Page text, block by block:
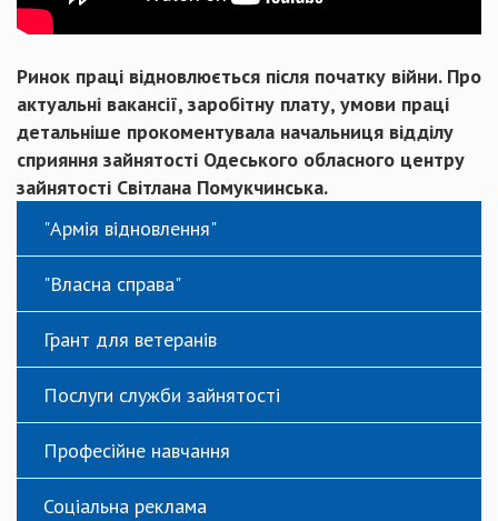
Ринок праці відновлюється після початку війни. Про
актуальні вакансії, заробітну плату, умови праці
детальніше прокоментувала начальниця відділу
сприяння зайнятості Одеського обласного центру
зайнятості Світлана Помукчинська.
"Армія відновлення"
"Власна справа"
Грант для ветеранів
Послуги служби зайнятості
Професійне навчання
Соціальна реклама